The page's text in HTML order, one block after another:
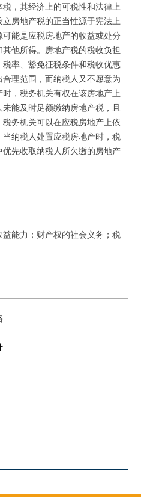
，其经济上的可税性和法律上
房地产税的正当性源于宪法上
能是应税房地产的收益或处分
他所得。房地产税的税收负担
率、豁免征税条件和税收优惠
理范围，而纳税人又不愿意为
，税务机关有权在该房地产上
能及时足额缴纳房地产税，且
务机关可以在应税房地产上依
纳税人处置应税房地产时，税
先收取纳税人所欠缴的房地产
能力；财产权的社会义务；税